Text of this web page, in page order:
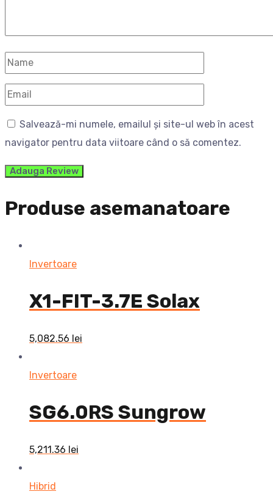
Salvează-mi numele, emailul și site-ul web în acest
navigator pentru data viitoare când o să comentez.
Produse asemanatoare
Invertoare
X1-FIT-3.7E Solax
5,082.56 lei
Invertoare
SG6.0RS Sungrow
5,211.36 lei
Hibrid